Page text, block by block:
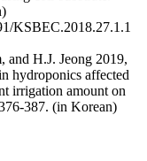
KSBEC.2018.27.1.1
H.J. Jeong 2019,
hydroponics affected
irrigation amount on
387. (in Korean)